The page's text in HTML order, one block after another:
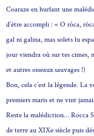
Coaraze en hurlant une
d’être accompli : « O ròca,
gal ni galina, mas solets lu
jour viendra où sur tes cimes,
et autres oiseaux sauvages !)
Bon, cela c’est la légende. La
premiers maris et ne vint
Reste la malédiction… Rocca
de terre au XIXe siècle puis